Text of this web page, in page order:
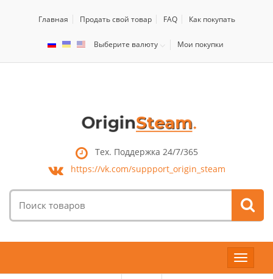
Главная Продать свой товар FAQ Как покупать
Выберите валюту Мои покупки
Тех. Поддержка 24/7/365
https://vk.com/suppport_origin_steam
товаров:
Toggle